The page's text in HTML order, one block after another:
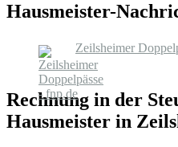
Hausmeister-
Zeilsheimer
Rechnung in der
Hausmeister in